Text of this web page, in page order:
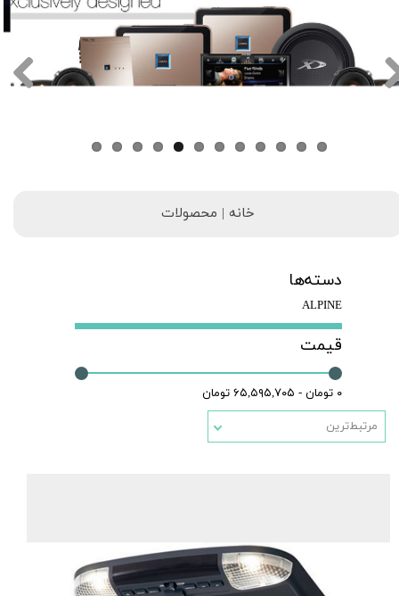
خانه | محصولات
دسته‌ها
ALPINE
قیمت
۰ تومان - ۶۵,۵۹۵,۷۰۵ تومان
مرتبط‌ترین